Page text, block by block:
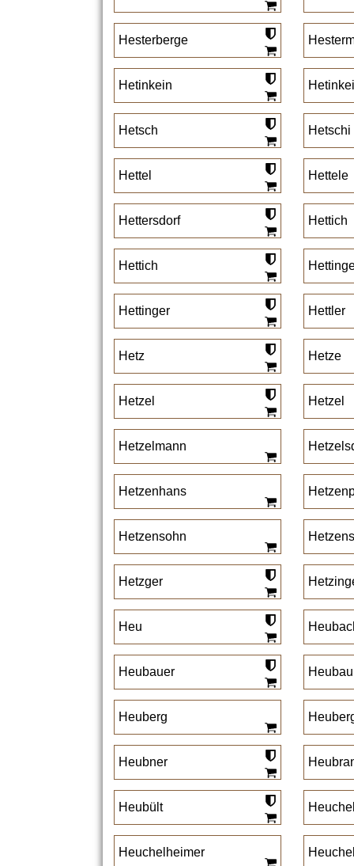
Hesterberge
Hetinkein
Hetsch Hetschi
Hettel Hettele
Hettersdorf Hettich
Hettich
Hettinger Hettler
Hetz Hetze
Hetzel Hetzel
Hetzelmann
Hetzenhans
Hetzensohn
Hetzger
Heu
Heubauer
Heuberg
Heubner
Heubült
Heuchelheimer